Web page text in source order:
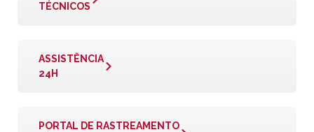
TÉCNICOS
ASSISTÊNCIA
24H
PORTAL DE RASTREAMENTO